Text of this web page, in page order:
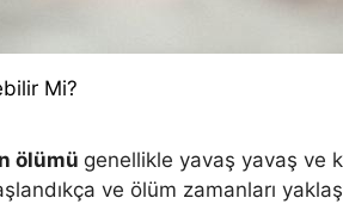
Mi?
ölümü genellikle yavaş yavaş ve
ve ölüm zamanları